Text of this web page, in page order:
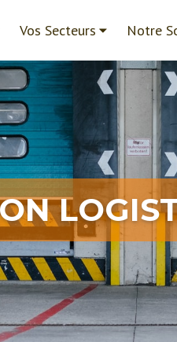
Vos Secteurs Notre